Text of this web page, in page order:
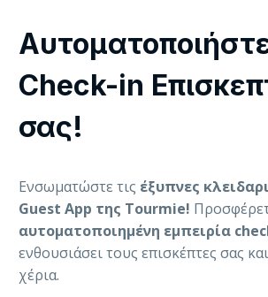
Check-in
σας!
Ενσωματώστε τις έξυπνες
Guest App της Tourmie!
αυτοματοποιημένη εμπειρία
ενθουσιάσει τους επισκέπτες σας
χέρια.